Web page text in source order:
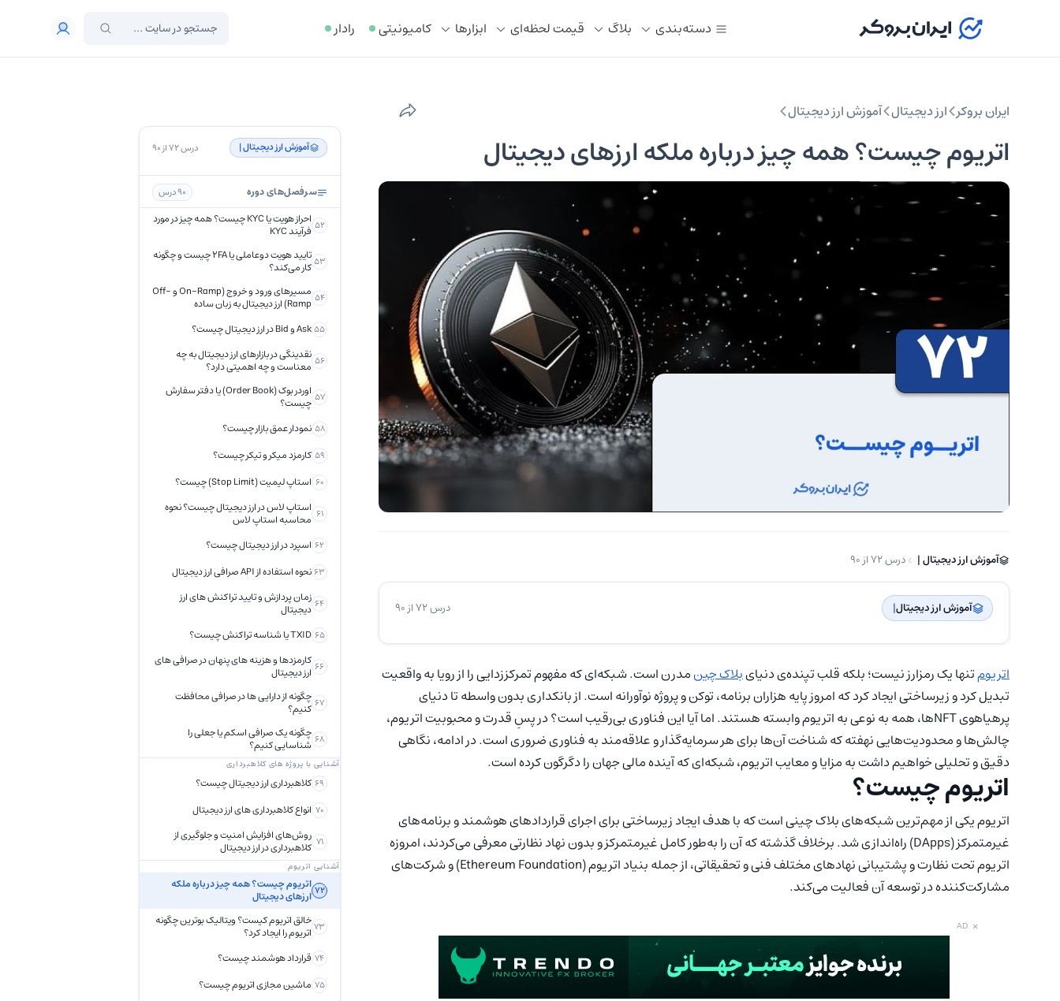
دسته‌بندی بلاگ قیمت لحظه‌ای ابزار‌ها کامیونیتی رادار
ایران بروکر ارز دیجیتال آموزش ارز دیجیتال
اتریوم چیست؟ همه چیز درباره ملکه ارزهای دیجیتال
آموزش ارز دیجیتال | ‌ درس 72 از 90
آموزش ارز دیجیتال| ‌ درس 72 از 90
اتریومتنها یک رمزارز نیست؛ بلکه قلب تپنده‌ی دنیایبلاک چینمدرن است. شبکه‌ای که مفهوم تمرکززدایی را از رویا به واقعیت
تبدیل کرد و زیرساختی ایجاد کرد که امروز پایه هزاران برنامه، توکن و پروژه‌ نوآورانه است. از بانکداری بدون واسطه تا دنیای
پرهیاهوی NFTها، همه به نوعی به اتریوم وابسته هستند. اما آیا این فناوری بی‌رقیب است؟ در پسِ قدرت و محبوبیت اتریوم،
چالش‌ها و محدودیت‌هایی نهفته که شناخت آن‌ها برای هر سرمایه‌گذار و علاقه‌مند به فناوری ضروری است. در ادامه، نگاهی
دقیق و تحلیلی خواهیم داشت به مزایا و معایب اتریوم، شبکه‌ای که آینده مالی جهان را دگرگون کرده است.
اتریوم چیست؟
اتریوم یکی از مهم‌ترین شبکه‌های بلاک چینی است که با هدف ایجاد زیرساختی برای اجرای قراردادهای هوشمند و برنامه‌های
غیرمتمرکز (DApps) راه‌اندازی شد. برخلاف گذشته که آن را به‌طور کامل غیرمتمرکز و بدون نهاد نظارتی معرفی می‌کردند، امروزه
اتریوم تحت نظارت و پشتیبانی نهادهای مختلف فنی و تحقیقاتی، از جمله بنیاد اتریوم (Ethereum Foundation) و شرکت‌های
مشارکت‌کننده در توسعه آن فعالیت می‌کند.
AD ×
آموزش ارز دیجیتال | ‌ درس 72 از 90
سرفصل‌های دوره 90 درس
صرافی ارز دیجیتال چیست؟ همه چیز درباره
49 صرافی P2P چیست و چه ویژگی هایی دارد؟
50 راهنمای کامل واریز و برداشت ریال در
51 آموزش خرید و فروش ارز در صرافی خارجی
52 احراز هویت یا KYC چیست؟ همه چیز در مورد
فرآیند KYC
53 تایید هویت دوعاملی یا 2FA چیست و چگونه
کار می‌کند؟
54 مسیرهای ورود و خروج (On-Ramp و Off-
Ramp) ارز دیجیتال به زبان ساده
55Ask و Bid در ارز دیجیتال چیست؟
56 نقدینگی در بازارهای ارز دیجیتال به چه
معناست و چه اهمیتی دارد؟
57 اوردر بوک (Order Book) یا دفتر سفارش
چیست؟
58 نمودار عمق بازار چیست؟
59 کارمزد میکر و تیکر چیست؟
60 استاپ لیمیت (Stop Limit) چیست؟
61 استاپ لاس در ارز دیجیتال چیست؟ نحوه
محاسبه استاپ لاس
62 اسپرد در ارز دیجیتال چیست؟
63 نحوه استفاده از API صرافی ارز دیجیتال
64 زمان پردازش و تایید تراکنش های ارز
دیجیتال
65 TXID یا شناسه تراکنش چیست؟
66 کارمزدها و هزینه های پنهان در صرافی های
ارز دیجیتال
67 چگونه از دارایی‌ ها در صرافی محافظت
کنیم؟
68 چگونه یک صرافی اسکم یا جعلی را
شناسایی کنیم؟
آشنایی با پروژه های کلاهبرداری
69 کلاهبرداری ارز دیجیتال چیست؟
70 انواع کلاهبرداری های ارز دیجیتال
71 روش‌های افزایش امنیت و جلوگیری از
کلاهبرداری در ارز دیجیتال
آشنایی اتریوم
72اتریوم چیست؟ همه چیز درباره ملکه
ارزهای دیجیتال
73خالق اتریوم کیست؟ ویتالیک بوترین چگونه
اتریوم را ایجاد کرد؟
74 قرارداد هوشمند چیست؟
75 ماشین مجازی اتریوم چیست؟